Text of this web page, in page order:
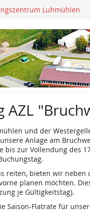
Luhmühlen
AZL
und der
Anlage am
bis zur Vollendung des
reiten, bieten wir
planen möchten.
je Gültigkeitstag).
Saison-Flatrate für